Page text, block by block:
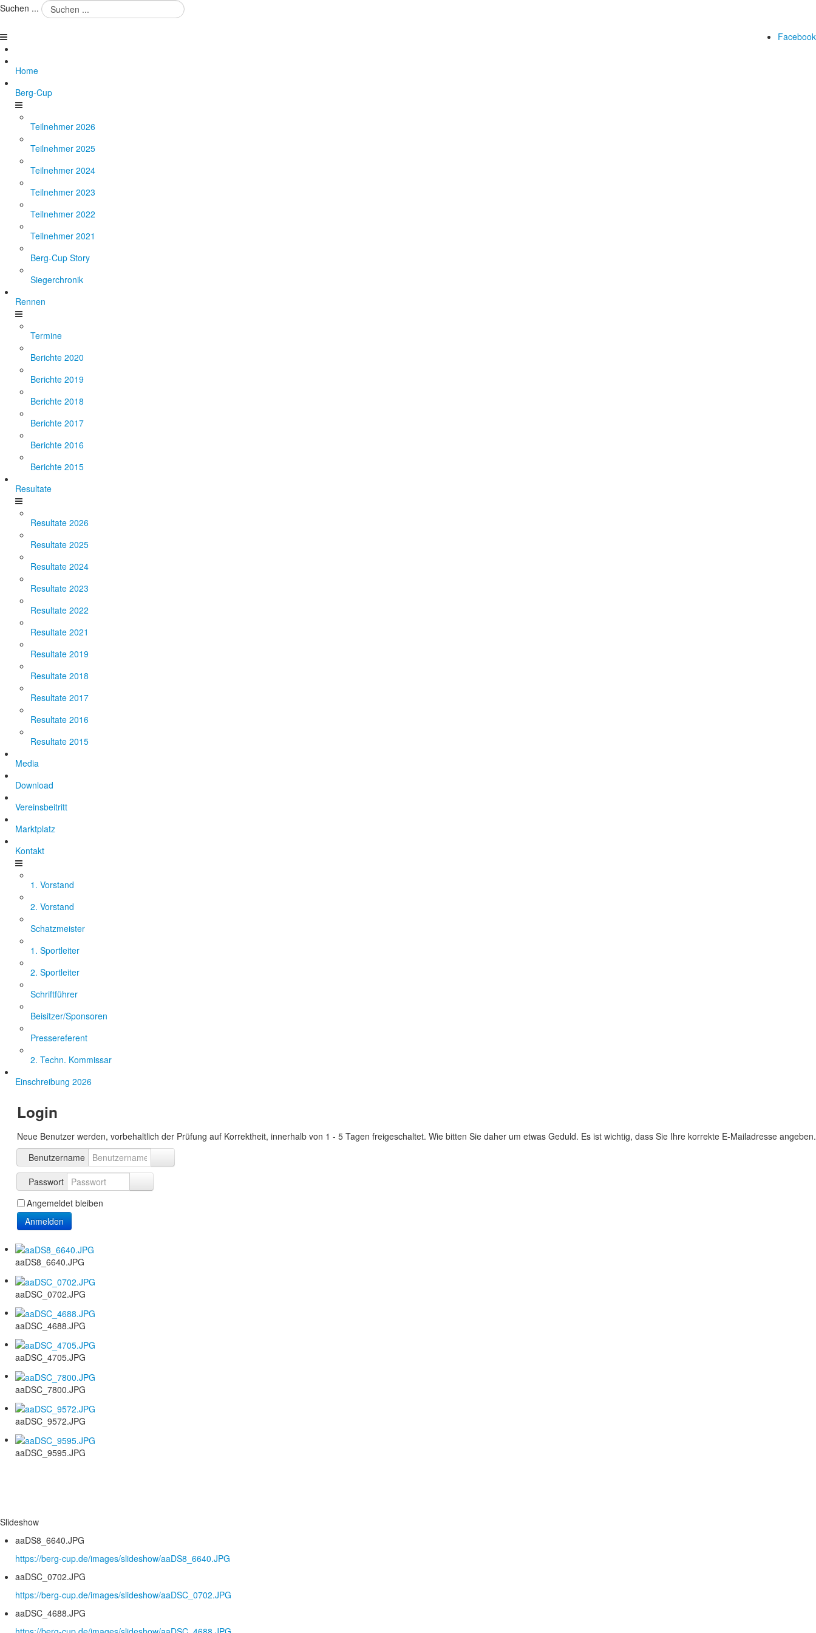
Suchen ...
Facebook
Home
Berg-Cup
Teilnehmer 2026
Teilnehmer 2025
Teilnehmer 2024
Teilnehmer 2023
Teilnehmer 2022
Teilnehmer 2021
Berg-Cup Story
Siegerchronik
Rennen
Termine
Berichte 2020
Berichte 2019
Berichte 2018
Berichte 2017
Berichte 2016
Berichte 2015
Resultate
Resultate 2026
Resultate 2025
Resultate 2024
Resultate 2023
Resultate 2022
Resultate 2021
Resultate 2019
Resultate 2018
Resultate 2017
Resultate 2016
Resultate 2015
Media
Download
Vereinsbeitritt
Marktplatz
Kontakt
1. Vorstand
2. Vorstand
Schatzmeister
1. Sportleiter
2. Sportleiter
Schriftführer
Beisitzer/Sponsoren
Pressereferent
2. Techn. Kommissar
Einschreibung 2026
Login
Neue Benutzer werden, vorbehaltlich der Prüfung auf Korrektheit, innerhalb von 1 - 5 Tagen freigeschaltet. Wie bitten Sie daher um etwas Geduld. Es ist wichtig, dass Sie Ihre korrekte E-Mailadresse angeben.
Benutzername
Passwort
Angemeldet bleiben
Anmelden
aaDS8_6640.JPG
aaDSC_0702.JPG
aaDSC_4688.JPG
aaDSC_4705.JPG
aaDSC_7800.JPG
aaDSC_9572.JPG
aaDSC_9595.JPG
Slideshow
aaDS8_6640.JPG
https://berg-cup.de/images/slideshow/aaDS8_6640.JPG
aaDSC_0702.JPG
https://berg-cup.de/images/slideshow/aaDSC_0702.JPG
aaDSC_4688.JPG